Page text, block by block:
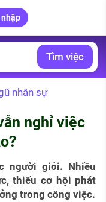
Tìm việc
nhân sự
nghỉ việc
người giỏi. Nhiều
thiếu cơ hội phát
trong công việc.